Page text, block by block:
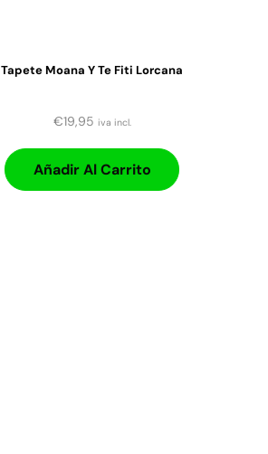
Tapete Moana Y Te Fiti Lorcana
€19,95 iva incl.
Añadir Al Carrito